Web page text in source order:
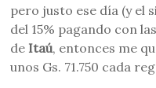
pero justo ese día (y el
del 15% pagando con
de Itaú, entonces me
unos Gs. 71.750 cada